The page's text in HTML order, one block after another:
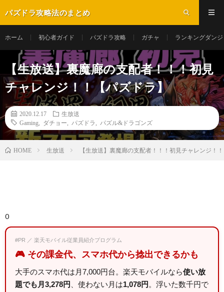
パズドラ攻略法のまとめ
ホーム 初心者ガイド パズドラ攻略 ガチャ ランキングダン
【生放送】裏魔廊の支配者！！！初見
チャレンジ！！【パズドラ】
2020.12.17
生放送
Gaming
ダチョー パズドラ パズル&ドラゴンズ
HOME 生放送 【生放送】裏魔廊の支配者！！！初見チャレンジ！
0
#PR ／ 楽天モバイル従業員紹介プログラム
🎮 その課金代、スマホ代から捻出できるかも
大手のスマホ代は月7,000円台。楽天モバイルなら使い放
題でも月3,278円
、使わない月は1,078円 。浮いた数千円で